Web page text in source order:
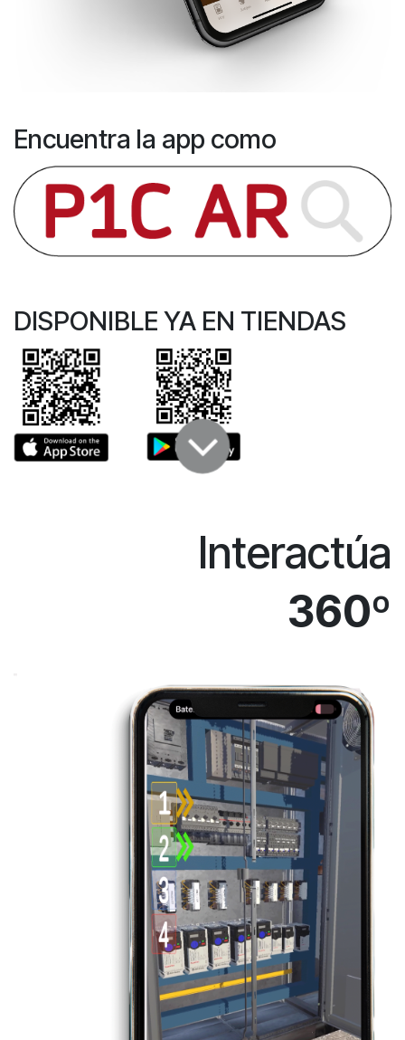
Encuentra la app como
DISPONIBLE YA EN TIENDAS
Interactúa
360º